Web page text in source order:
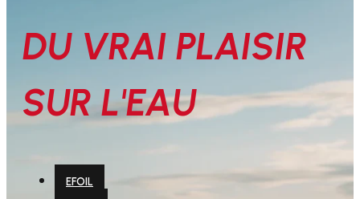
DU VRAI PLAISIR
SUR L'EAU
EFOIL